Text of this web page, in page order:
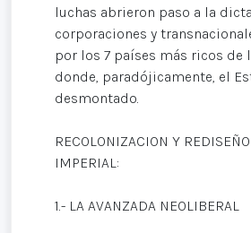
luchas abrieron paso a la
corporaciones y
por los 7 países más ricos de
donde, paradójicamente, el
desmontado.
RECOLONIZACION Y
IMPERIAL:
1.- LA AVANZADA NEOLIBERAL